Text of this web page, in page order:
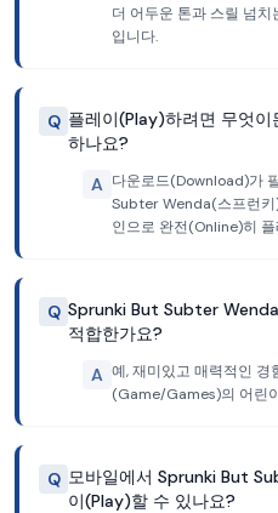
더 어두운 톤과 스릴 넘
입니다.
Q 플레이(Play)하려면 무엇
하나요?
A 다운로드(Download)가
Subter Wenda(스프런키
인으로 완전(Online)히
Q Sprunki But Subter
적합한가요?
A 예, 재미있고 매력적인 경
(Game/Games)의 어린
Q 모바일에서 Sprunki But
이(Play)할 수 있나요?